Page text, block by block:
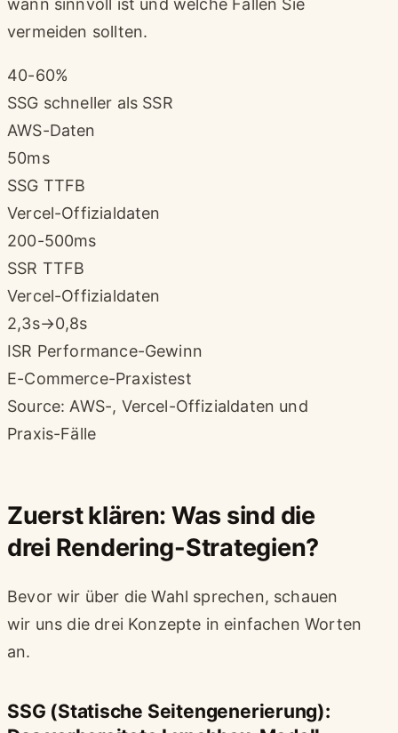
vermeiden sollten.
40-60%
SSG schneller als SSR
AWS-Daten
50ms
SSG TTFB
Vercel-Offizialdaten
200-500ms
SSR TTFB
Vercel-Offizialdaten
2,3s→0,8s
ISR Performance-Gewinn
E-Commerce-Praxistest
Source: AWS-, Vercel-Offizialdaten und
Praxis-Fälle
Zuerst klären: Was sind die
drei Rendering-Strategien?
Bevor wir über die Wahl sprechen, schauen
wir uns die drei Konzepte in einfachen Worten
an.
SSG (Statische Seitengenerierung):